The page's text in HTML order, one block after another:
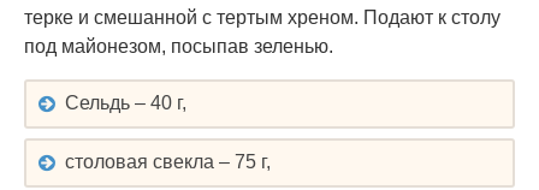
терке и смешанной с тертым хреном. Подают к столу
под майонезом, посыпав зеленью.
Сельдь – 40 г,
столовая свеклa – 75 г,